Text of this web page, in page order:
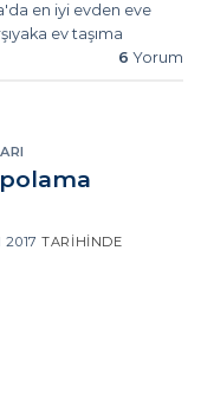
en iyi evden eve
ev taşıma
6 Yorum
2017 TARIHINDE